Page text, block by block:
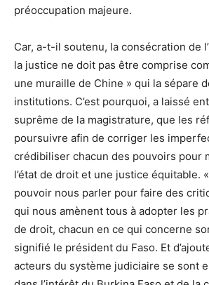
préoccupation majeure.
Car, a-t-il soutenu, la consécration de
la justice ne doit pas être comprise
une muraille de Chine » qui la sépare
institutions. C’est pourquoi, a laissé
suprême de la magistrature, que les
poursuivre afin de corriger les
crédibiliser chacun des pouvoirs pour
l’état de droit et une justice équitable.
pouvoir nous parler pour faire des
qui nous amènent tous à adopter les
de droit, chacun en ce qui concerne
signifié le président du Faso. Et
acteurs du système judiciaire se sont